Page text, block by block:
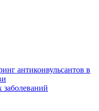
антиконвульсантов в